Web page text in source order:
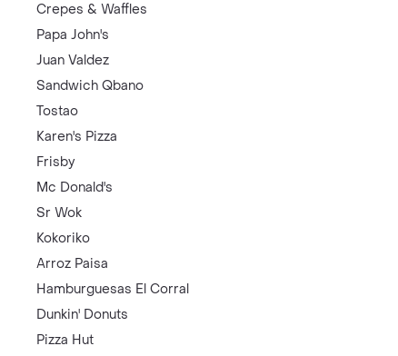
Crepes & Waffles
Papa John's
Juan Valdez
Sandwich Qbano
Tostao
Karen's Pizza
Frisby
Mc Donald's
Sr Wok
Kokoriko
Arroz Paisa
Hamburguesas El Corral
Dunkin' Donuts
Pizza Hut